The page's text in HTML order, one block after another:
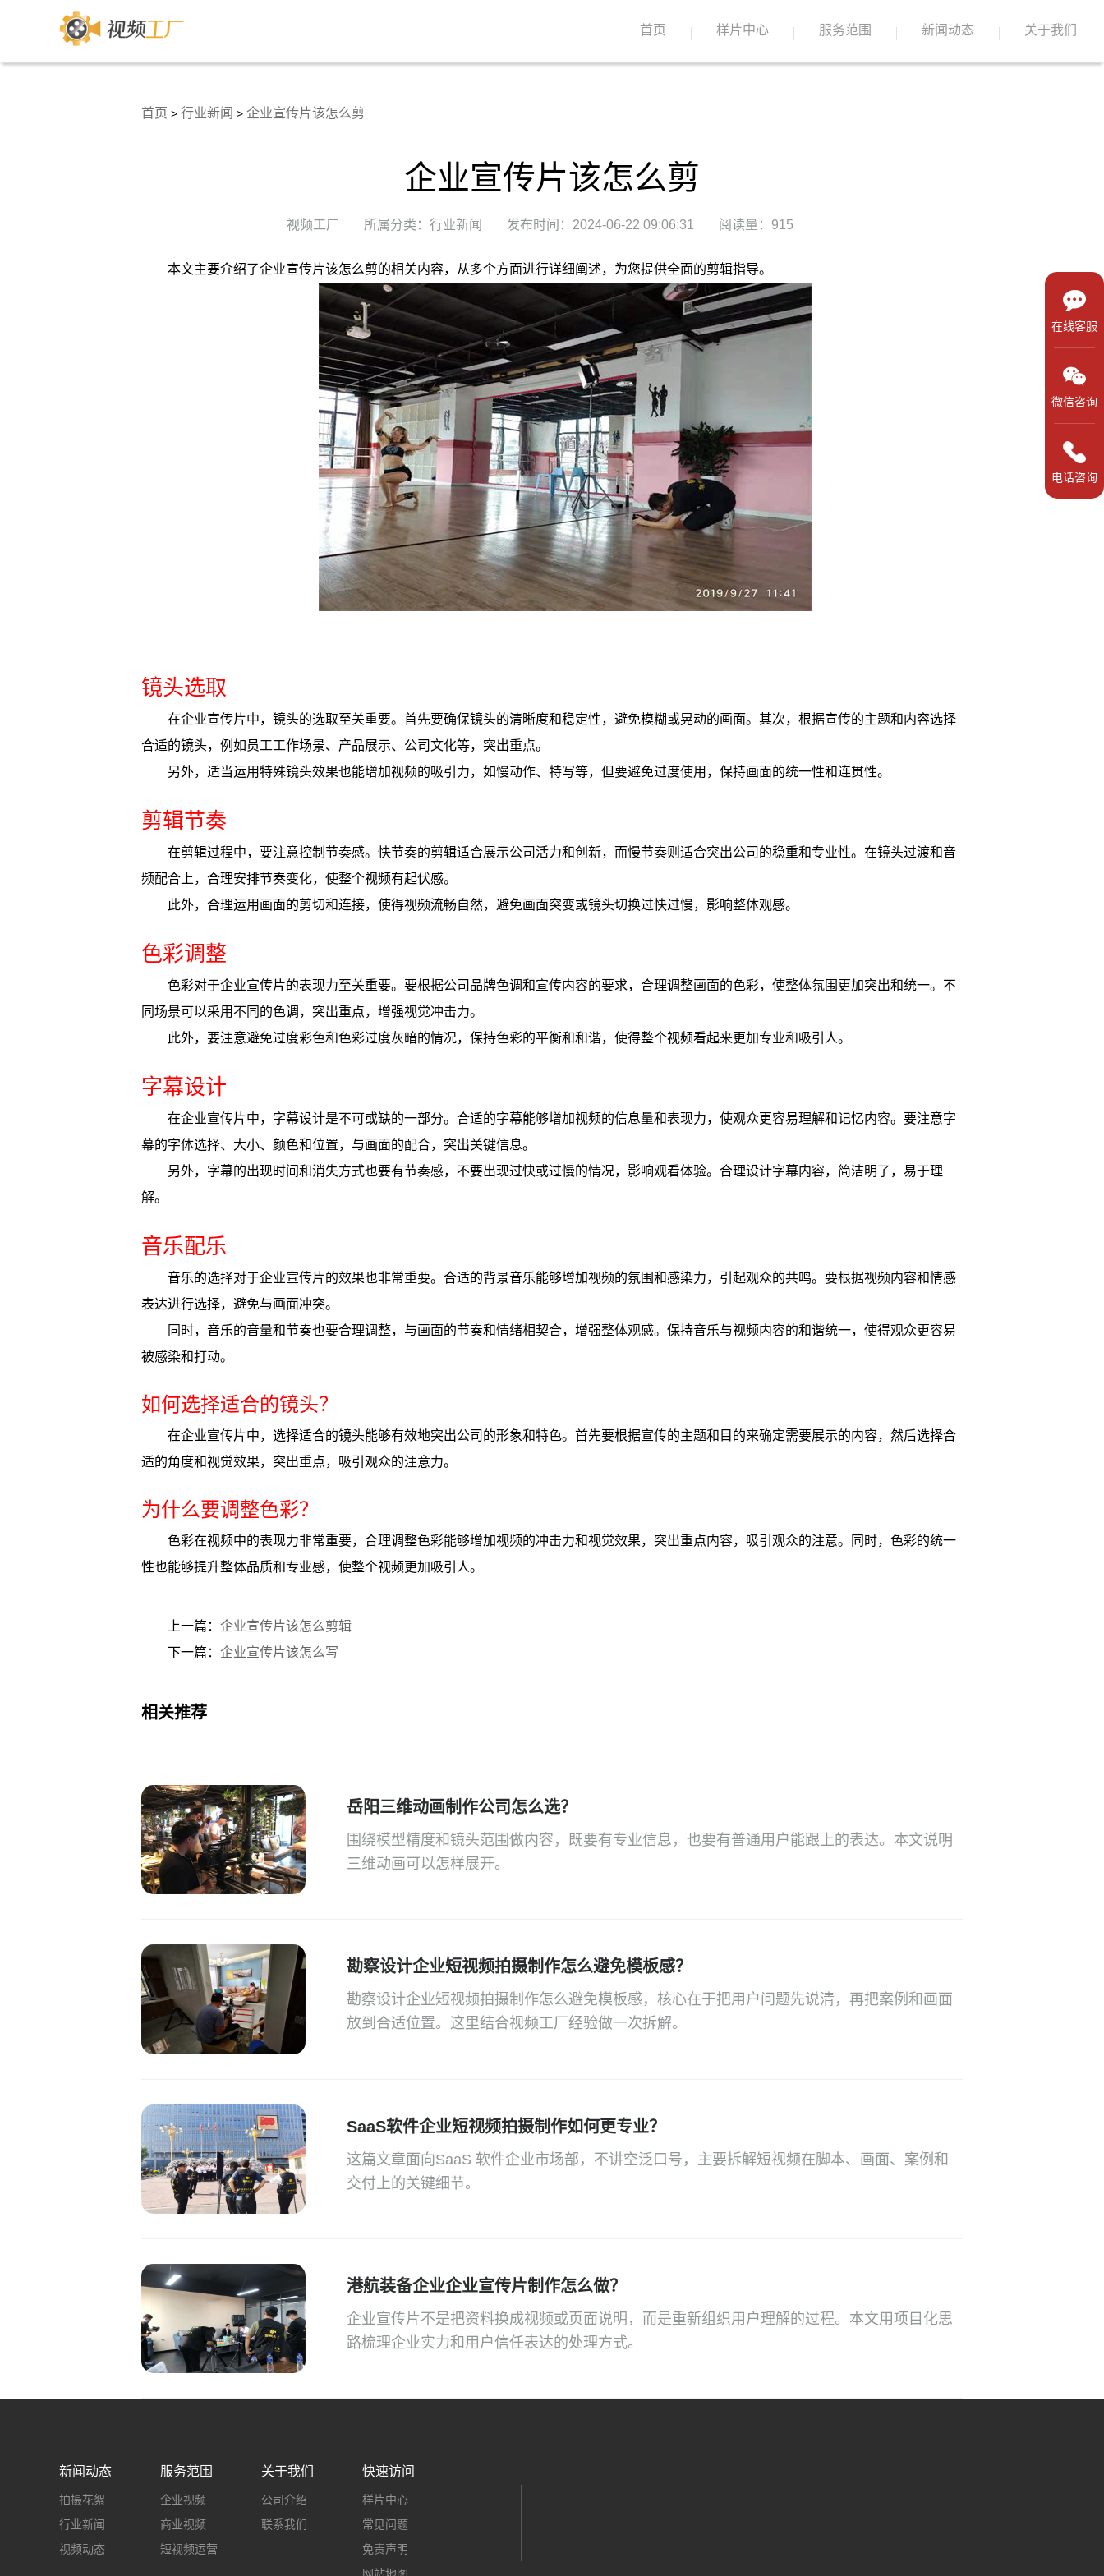
首页 样片中心 服务范围 新闻动态 关于我们
首页 > 行业新闻 > 企业宣传片该怎么剪
企业宣传片该怎么剪
视频工厂 所属分类：行业新闻 发布时间：2024-06-22 09:06:31 阅读量：915
本文主要介绍了企业宣传片该怎么剪的相关内容，从多个方面进行详细阐述，为您提供全面的剪辑指导。
镜头选取
在企业宣传片中，镜头的选取至关重要。首先要确保镜头的清晰度和稳定性，避免模糊或晃动的画面。其次，根据宣传的主题和内容选择
合适的镜头，例如员工工作场景、产品展示、公司文化等，突出重点。
另外，适当运用特殊镜头效果也能增加视频的吸引力，如慢动作、特写等，但要避免过度使用，保持画面的统一性和连贯性。
剪辑节奏
在剪辑过程中，要注意控制节奏感。快节奏的剪辑适合展示公司活力和创新，而慢节奏则适合突出公司的稳重和专业性。在镜头过渡和音
频配合上，合理安排节奏变化，使整个视频有起伏感。
此外，合理运用画面的剪切和连接，使得视频流畅自然，避免画面突变或镜头切换过快过慢，影响整体观感。
色彩调整
色彩对于企业宣传片的表现力至关重要。要根据公司品牌色调和宣传内容的要求，合理调整画面的色彩，使整体氛围更加突出和统一。不
同场景可以采用不同的色调，突出重点，增强视觉冲击力。
此外，要注意避免过度彩色和色彩过度灰暗的情况，保持色彩的平衡和和谐，使得整个视频看起来更加专业和吸引人。
字幕设计
在企业宣传片中，字幕设计是不可或缺的一部分。合适的字幕能够增加视频的信息量和表现力，使观众更容易理解和记忆内容。要注意字
幕的字体选择、大小、颜色和位置，与画面的配合，突出关键信息。
另外，字幕的出现时间和消失方式也要有节奏感，不要出现过快或过慢的情况，影响观看体验。合理设计字幕内容，简洁明了，易于理
解。
音乐配乐
音乐的选择对于企业宣传片的效果也非常重要。合适的背景音乐能够增加视频的氛围和感染力，引起观众的共鸣。要根据视频内容和情感
表达进行选择，避免与画面冲突。
同时，音乐的音量和节奏也要合理调整，与画面的节奏和情绪相契合，增强整体观感。保持音乐与视频内容的和谐统一，使得观众更容易
被感染和打动。
如何选择适合的镜头？
在企业宣传片中，选择适合的镜头能够有效地突出公司的形象和特色。首先要根据宣传的主题和目的来确定需要展示的内容，然后选择合
适的角度和视觉效果，突出重点，吸引观众的注意力。
为什么要调整色彩？
色彩在视频中的表现力非常重要，合理调整色彩能够增加视频的冲击力和视觉效果，突出重点内容，吸引观众的注意。同时，色彩的统一
性也能够提升整体品质和专业感，使整个视频更加吸引人。
上一篇： 企业宣传片该怎么剪辑
下一篇： 企业宣传片该怎么写
相关推荐
岳阳三维动画制作公司怎么选？
围绕模型精度和镜头范围做内容，既要有专业信息，也要有普通用户能跟上的表达。本文说明
三维动画可以怎样展开。
勘察设计企业短视频拍摄制作怎么避免模板感？
勘察设计企业短视频拍摄制作怎么避免模板感，核心在于把用户问题先说清，再把案例和画面
放到合适位置。这里结合视频工厂经验做一次拆解。
SaaS软件企业短视频拍摄制作如何更专业？
这篇文章面向SaaS 软件企业市场部，不讲空泛口号，主要拆解短视频在脚本、画面、案例和
交付上的关键细节。
港航装备企业企业宣传片制作怎么做？
企业宣传片不是把资料换成视频或页面说明，而是重新组织用户理解的过程。本文用项目化思
路梳理企业实力和用户信任表达的处理方式。
新闻动态
拍摄花絮
行业新闻
视频动态
服务范围
企业视频
商业视频
短视频运营
关于我们
公司介绍
联系我们
快速访问
样片中心
常见问题
免责声明
在线客服
微信咨询
电话咨询